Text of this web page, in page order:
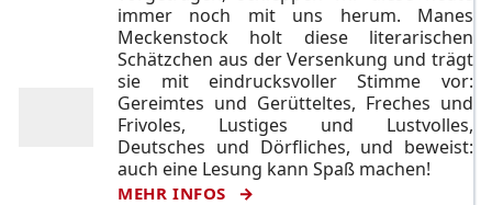
immer noch mit uns herum. Manes
Meckenstock holt diese literarischen
Schätzchen aus der Versenkung und trägt
sie mit eindrucksvoller Stimme vor:
Gereimtes und Gerütteltes, Freches und
Frivoles, Lustiges und Lustvolles,
Deutsches und Dörfliches, und beweist:
auch eine Lesung kann Spaß machen!
MEHR INFOS